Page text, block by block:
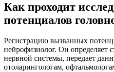
Как проходит
потенциалов
Регистрацию вызванных
нейрофизиолог. Он определяет
нервной системы, передает
отоларингологам,